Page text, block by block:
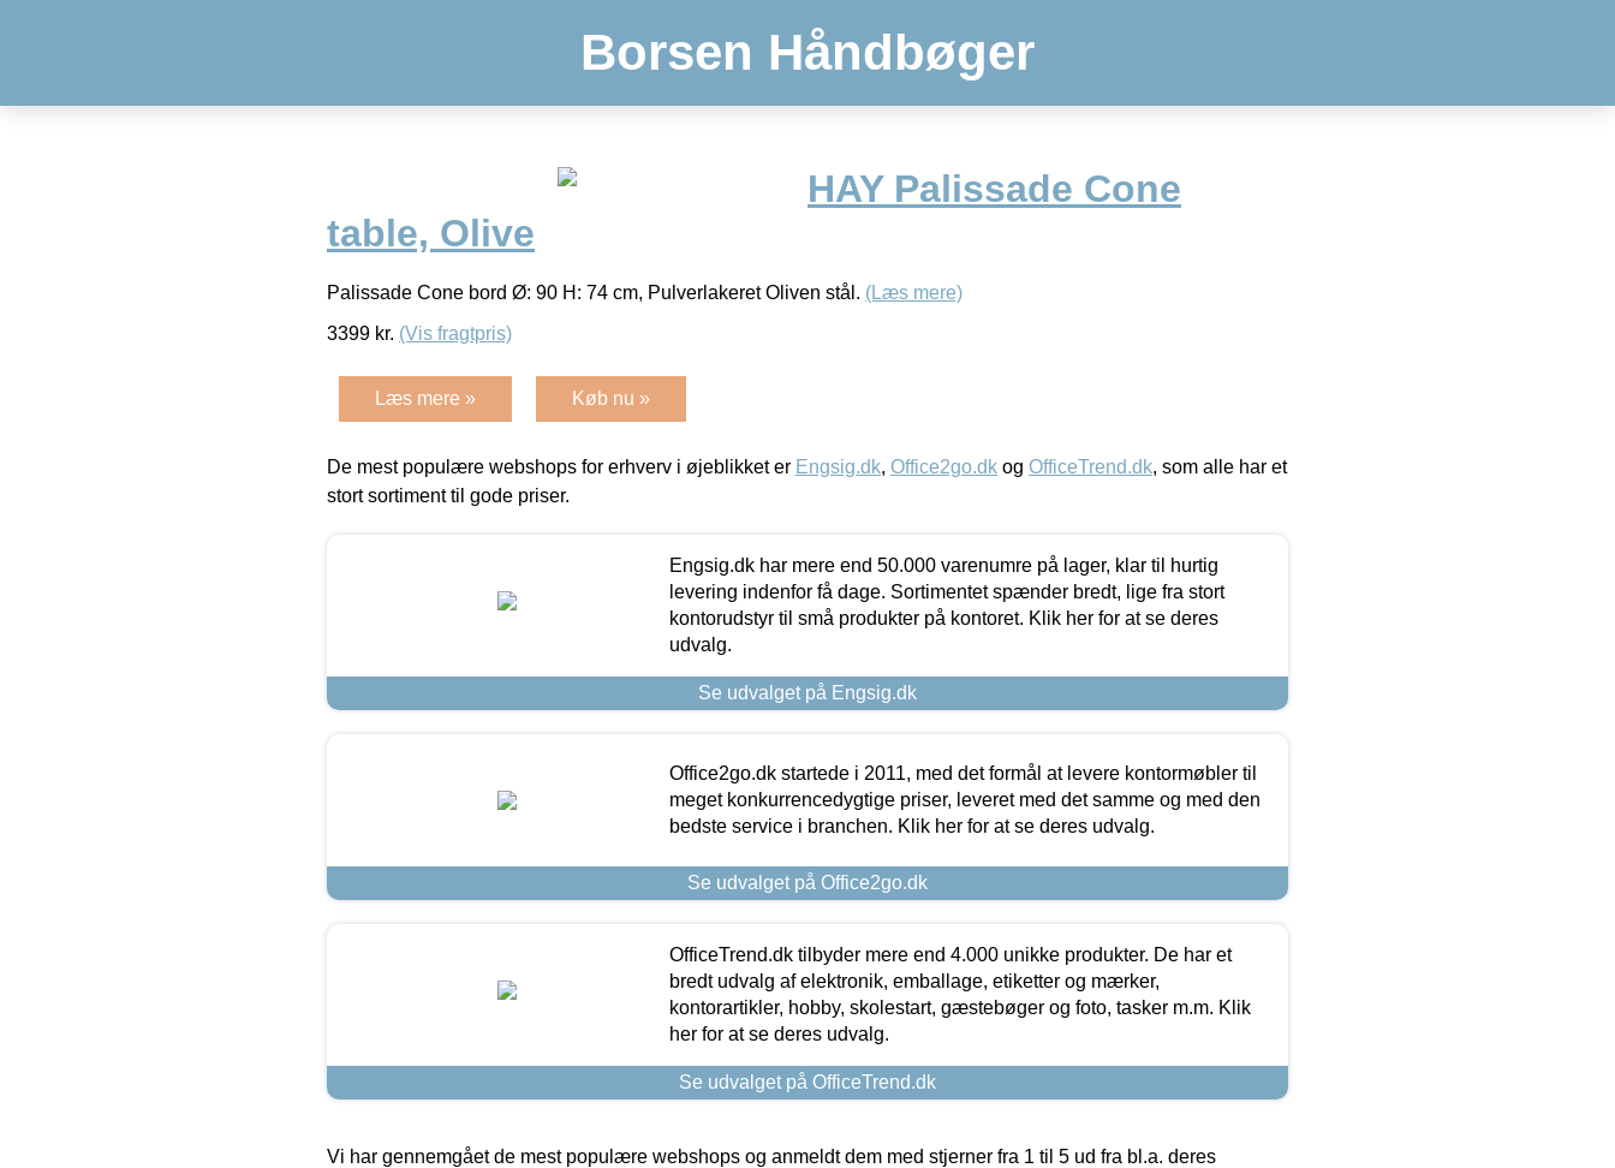
Borsen Håndbøger
HAY Palissade Cone
table, Olive
Palissade Cone bord Ø: 90 H: 74 cm, Pulverlakeret Oliven stål. (Læs mere)
3399 kr. (Vis fragtpris)
Læs mere » Køb nu »
De mest populære webshops for erhverv i øjeblikket er Engsig.dk, Office2go.dk og OfficeTrend.dk, som alle har et
stort sortiment til gode priser.
Engsig.dk har mere end 50.000 varenumre på lager, klar til hurtig
levering indenfor få dage. Sortimentet spænder bredt, lige fra stort
kontorudstyr til små produkter på kontoret. Klik her for at se deres
udvalg.
Se udvalget på Engsig.dk
Office2go.dk startede i 2011, med det formål at levere kontormøbler til
meget konkurrencedygtige priser, leveret med det samme og med den
bedste service i branchen. Klik her for at se deres udvalg.
Se udvalget på Office2go.dk
OfficeTrend.dk tilbyder mere end 4.000 unikke produkter. De har et
bredt udvalg af elektronik, emballage, etiketter og mærker,
kontorartikler, hobby, skolestart, gæstebøger og foto, tasker m.m. Klik
her for at se deres udvalg.
Se udvalget på OfficeTrend.dk
Vi har gennemgået de mest populære webshops og anmeldt dem med stjerner fra 1 til 5 ud fra bl.a. deres